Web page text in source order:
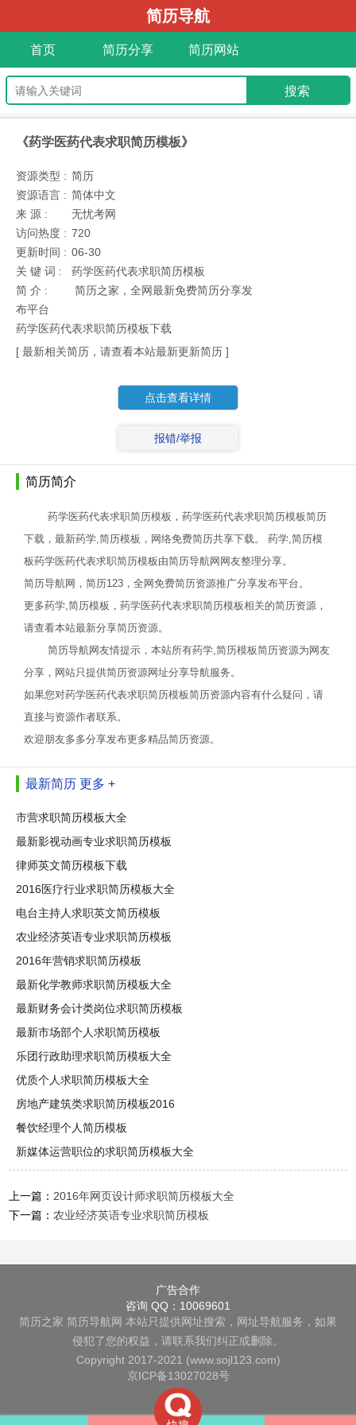
简历导航
首页 简历分享 简历网站
《药学医药代表求职简历模板》
资源类型 : 简历
资源语言 : 简体中文
来 源 :
无忧考网
访问热度 : 720
更新时间 : 06-30
关 键 词 :
药学医药代表求职简历模板
简 介 :
简历之家，全网最新免费简历分享发
布平台
药学医药代表求职简历模板下载
[ 最新相关简历，请查看本站最新更新简历 ]
点击查看详情
报错/举报
简历简介
药学医药代表求职简历模板，药学医药代表求职简历模板简历
下载，最新药学,简历模板，网络免费简历共享下载。 药学,简历模
板药学医药代表求职简历模板由简历导航网网友整理分享。
简历导航网，简历123，全网免费简历资源推广分享发布平台。
更多药学,简历模板，药学医药代表求职简历模板相关的简历资源，
请查看本站最新分享简历资源。
简历导航网友情提示，本站所有药学,简历模板简历资源为网友
分享，网站只提供简历资源网址分享导航服务。
如果您对药学医药代表求职简历模板简历资源内容有什么疑问，请
直接与资源作者联系。
欢迎朋友多多分享发布更多精品简历资源。
最新简历 更多 +
市营求职简历模板大全
最新影视动画专业求职简历模板
律师英文简历模板下载
2016医疗行业求职简历模板大全
电台主持人求职英文简历模板
农业经济英语专业求职简历模板
2016年营销求职简历模板
最新化学教师求职简历模板大全
最新财务会计类岗位求职简历模板
最新市场部个人求职简历模板
乐团行政助理求职简历模板大全
优质个人求职简历模板大全
房地产建筑类求职简历模板2016
餐饮经理个人简历模板
新媒体运营职位的求职简历模板大全
上一篇： 2016年网页设计师求职简历模板大全
下一篇： 农业经济英语专业求职简历模板
广告合作
咨询 QQ：10069601
简历之家 简历导航网 本站只提供网址搜索，网址导航服务，如果
侵犯了您的权益，请联系我们纠正或删除。
Copyright 2017-2021 (www.sojl123.com)
京ICP备13027028号